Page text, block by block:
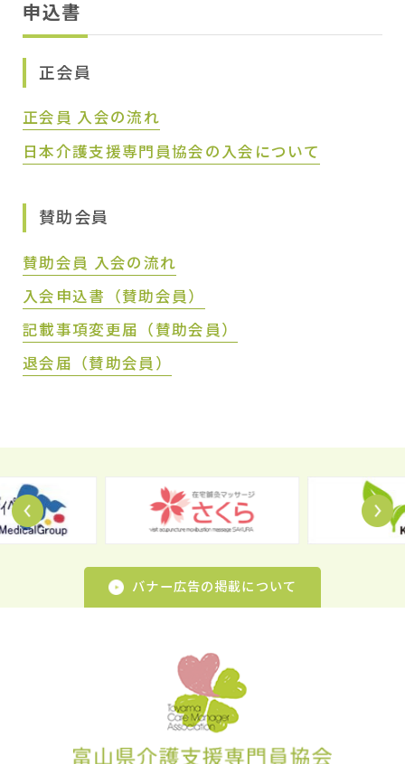
申込書
正会員
正会員 入会の流れ
日本介護支援専門員協会の入会について
賛助会員
賛助会員 入会の流れ
入会申込書（賛助会員）
記載事項変更届（賛助会員）
退会届（賛助会員）
Prev
バナー広告の掲載について